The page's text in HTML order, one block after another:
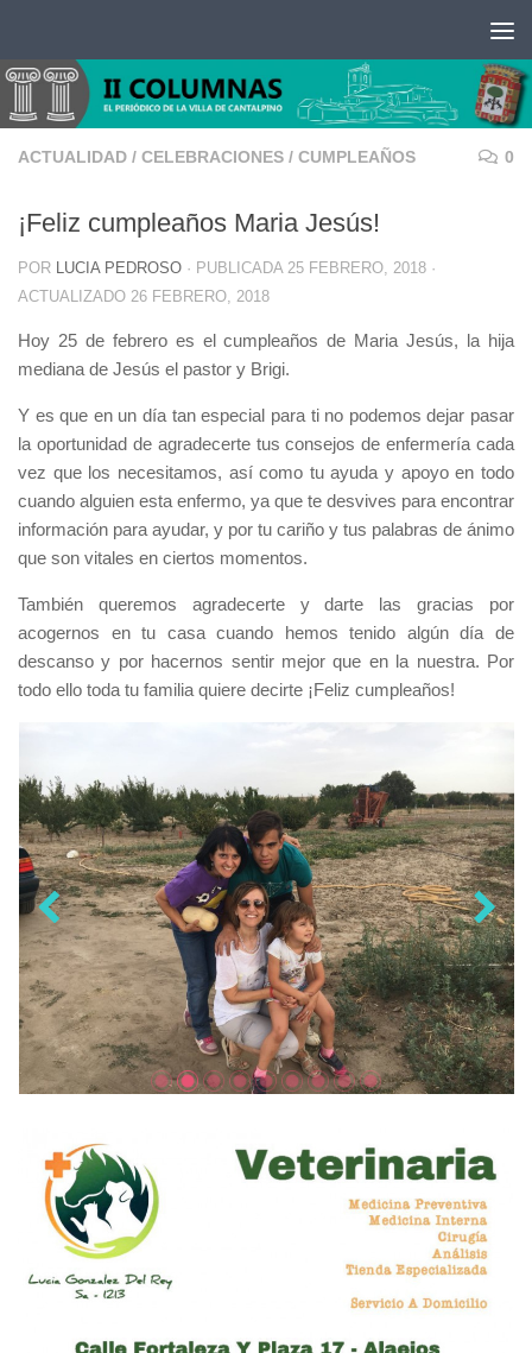
ACTUALIDAD / CELEBRACIONES / CUMPLEAÑOS 0
¡Feliz cumpleaños Maria Jesús!
POR LUCIA PEDROSO · PUBLICADA 25 FEBRERO, 2018 ·
ACTUALIZADO 26 FEBRERO, 2018
Hoy 25 de febrero es el cumpleaños de Maria Jesús, la hija
mediana de Jesús el pastor y Brigi.
Y es que en un día tan especial para ti no podemos dejar pasar
la oportunidad de agradecerte tus consejos de enfermería cada
vez que los necesitamos, así como tu ayuda y apoyo en todo
cuando alguien esta enfermo, ya que te desvives para encontrar
información para ayudar, y por tu cariño y tus palabras de ánimo
que son vitales en ciertos momentos.
También queremos agradecerte y darte las gracias por
acogernos en tu casa cuando hemos tenido algún día de
descanso y por hacernos sentir mejor que en la nuestra. Por
todo ello toda tu familia quiere decirte ¡Feliz cumpleaños!